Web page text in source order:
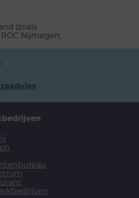
(zoals
Nijmegen: